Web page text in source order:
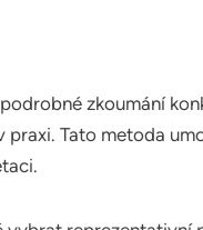
zkoumání
praxi. Tato metoda